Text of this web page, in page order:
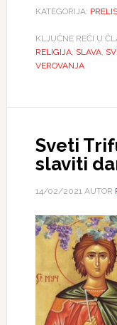
KATEGORIJA:
KLJUČNE REČI U
RELIGIJA, SLAVA,
VEROVANJA
Sveti
slaviti
14/02/2021 AUTOR